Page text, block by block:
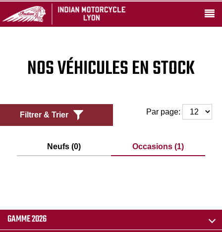
NOS VÉHICULES EN STOCK
Filtrer & Trier Par page:
Neufs (0) Occasions (1)
GAMME 2026